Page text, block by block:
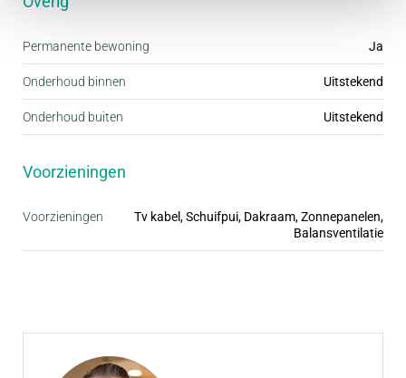
buurt
• Royale tuinen
• Ruime parkeergelegenheid, vaak op eigen erf
• Inclusief complete badkamer en keuken
Permanente bewoning Ja
Onderhoud binnen Uitstekend
Onderhoud buiten Uitstekend
Voorzieningen
Voorzieningen
Tv kabel, Schuifpui, Dakraam, Zonnepanelen,
Balansventilatie